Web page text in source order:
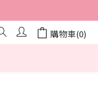
購物車(0)